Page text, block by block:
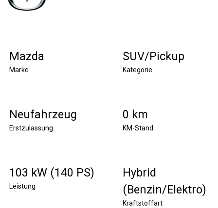
Mazda
Marke
SUV/Pickup
Kategorie
Neufahrzeug
Erstzulassung
0 km
KM-Stand
103 kW (140 PS)
Leistung
Hybrid
(Benzin/Elektro)
Kraftstoffart